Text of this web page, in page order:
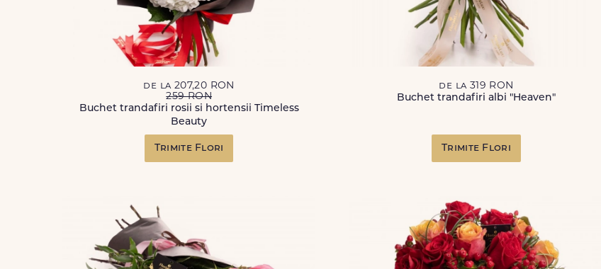
de la 207,20 RON
259 RON
Buchet trandafiri rosii si hortensii Timeless
Beauty
Trimite Flori
de la 319 RON
Buchet trandafiri albi "Heaven"
Trimite Flori